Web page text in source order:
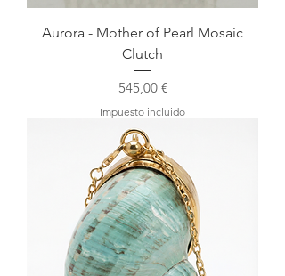
Aurora - Mother of Pearl Mosaic
Clutch
Precio
545,00 €
Impuesto incluido